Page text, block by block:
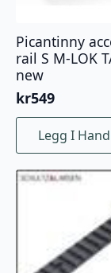
Picantinny
rail S M-LOK
new
kr549
Legg I